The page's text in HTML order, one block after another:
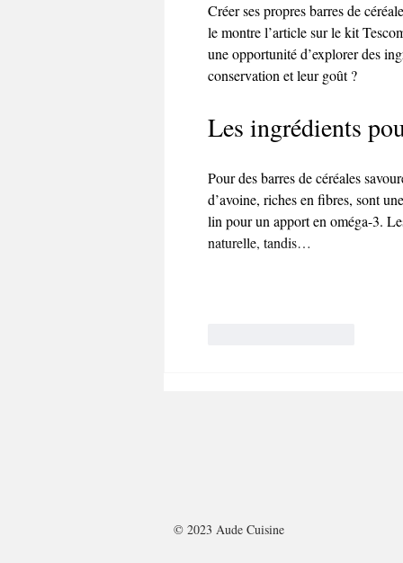
Créer ses propres barres de
le montre l’article sur le kit
une opportunité d’explorer des
conservation et leur goût ?
Les ingrédients
Pour des barres de céréales
d’avoine, riches en fibres, sont
lin pour un apport en oméga-3.
naturelle, tandis…
© 2023 Aude Cuisine